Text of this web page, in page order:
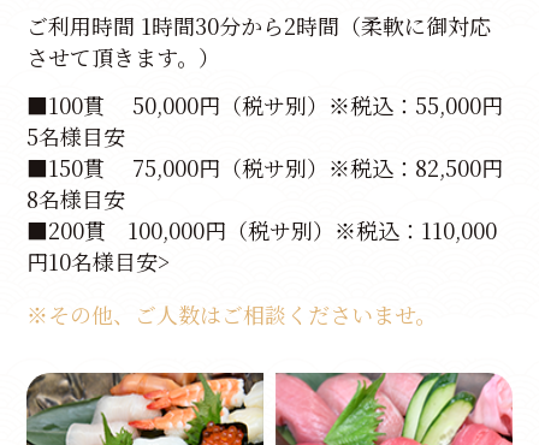
ご利用時間 1時間30分から2時間（柔軟に御対応
させて頂きます。）
■100貫 50,000円（税サ別）※税込：55,000円
5名様目安
■150貫 75,000円（税サ別）※税込：82,500円
8名様目安
■200貫 100,000円（税サ別）※税込：110,000
円10名様目安>
※その他、ご人数はご相談くださいませ。